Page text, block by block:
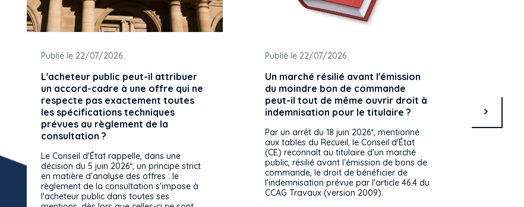
Publié le 22/07/2026
L'acheteur public peut-il attribuer
un accord-cadre à une offre qui ne
respecte pas exactement toutes
les spécifications techniques
prévues au règlement de la
consultation ?
Le Conseil d'État rappelle, dans une
décision du 5 juin 2026*, un principe strict
en matière d'analyse des offres : le
règlement de la consultation s'impose à
l'acheteur public dans toutes ses
Publié le 22/07/2026
Un marché résilié avant l'émission
du moindre bon de commande
peut-il tout de même ouvrir droit à
indemnisation pour le titulaire ?
Par un arrêt du 18 juin 2026*, mentionné
aux tables du Recueil, le Conseil d'État
(CE) reconnaît au titulaire d'un marché
public, résilié avant l'émission de bons de
commande, le droit de bénéficier de
l'indemnisation prévue par l'article 46.4 du
CCAG Travaux (version 2009).